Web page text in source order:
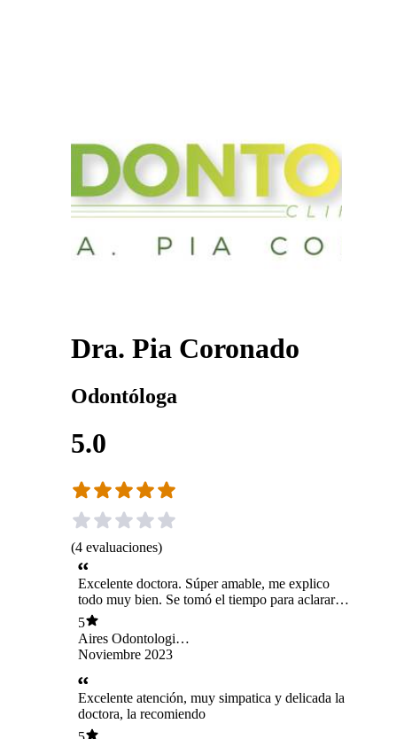
Dra. Pia Coronado
Odontóloga
5.0
(4 evaluaciones)
Excelente doctora. Súper amable, me explico
todo muy bien. Se tomó el tiempo para aclarar
todas mis dudas. Sin duda seguiré todo mi
tratamiento con ella. Una consulta muy
acogedora y limpia.
5
Aires Odontologia
Móvil Ltda
Noviembre 2023
Excelente atención, muy simpatica y delicada la
doctora, la recomiendo